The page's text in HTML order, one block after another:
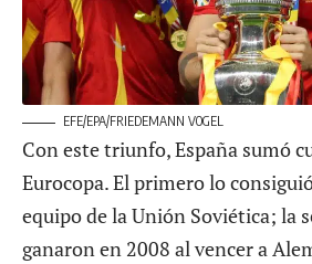
EFE/EPA/FRIEDEMANN VOGEL
Con este triunfo, España sumó
Eurocopa. El primero lo
equipo de la Unión Soviética; la
ganaron en 2008 al vencer a